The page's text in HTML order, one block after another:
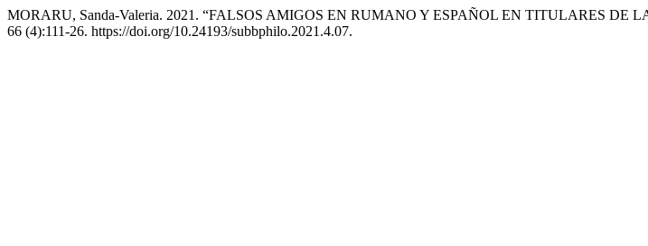
MORARU, Sanda-Valeria. 2021. “FALSOS AMIGOS EN RUMANO Y ESPAÑOL EN TITULARES DE
66 (4):111-26. https://doi.org/10.24193/subbphilo.2021.4.07.